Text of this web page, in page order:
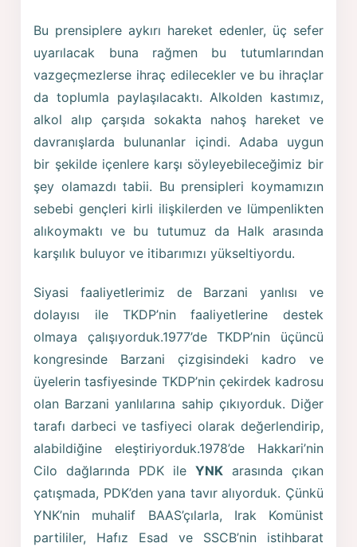
Bu prensiplere aykırı hareket edenler, üç sefer
uyarılacak buna rağmen bu tutumlarından
vazgeçmezlerse ihraç edilecekler ve bu ihraçlar
da toplumla paylaşılacaktı. Alkolden kastımız,
alkol alıp çarşıda sokakta nahoş hareket ve
davranışlarda bulunanlar içindi. Adaba uygun
bir şekilde içenlere karşı söyleyebileceğimiz bir
şey olamazdı tabii. Bu prensipleri koymamızın
sebebi gençleri kirli ilişkilerden ve lümpenlikten
alıkoymaktı ve bu tutumuz da Halk arasında
karşılık buluyor ve itibarımızı yükseltiyordu.
Siyasi faaliyetlerimiz de Barzani yanlısı ve
dolayısı ile TKDP’nin faaliyetlerine destek
olmaya çalışıyorduk.1977’de TKDP’nin üçüncü
kongresinde Barzani çizgisindeki kadro ve
üyelerin tasfiyesinde TKDP’nin çekirdek kadrosu
olan Barzani yanlılarına sahip çıkıyorduk. Diğer
tarafı darbeci ve tasfiyeci olarak değerlendirip,
alabildiğine eleştiriyorduk.1978’de Hakkari’nin
Cilo dağlarında PDK ile YNKarasında çıkan
çatışmada, PDK’den yana tavır alıyorduk. Çünkü
YNK’nin muhalif BAAS’çılarla, Irak Komünist
partililer, Hafız Esad ve SSCB’nin istihbarat